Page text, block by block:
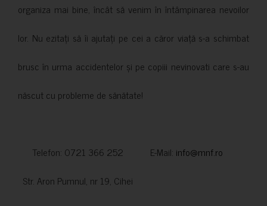
organiza mai bine, încât să venim în întâmpinarea nevoilor
lor. Nu ezitați să îi ajutați pe cei a căror viață s-a schimbat
brusc în urma accidentelor și pe copiii nevinovati care s-au
născut cu probleme de sănătate!
Telefon: 0721 366 252 E-Mail: info@mnf.ro
Str. Aron Pumnul, nr 19, Cihei